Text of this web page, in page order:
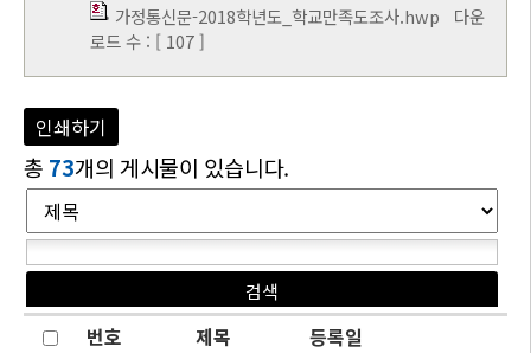
가정통신문-2018학년도_학교만족도조사.hwp 다운
로드 수 : [ 107 ]
인쇄하기
총 73개의 게시물이 있습니다.
번호 제목 등록일